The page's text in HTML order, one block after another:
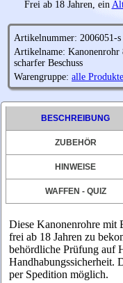
Frei ab 18 Jahren, ein
Artikelnummer: 2006051-s
Artikelname: Kanonenrohr
scharfer Beschuss
Warengruppe: alle
BESCHREIBUNG
ZUBEHÖR
HINWEISE
WAFFEN - QUIZ
Diese Kanonenrohre mit
frei ab 18 Jahren zu
behördliche Prüfung auf
Handhabungssicherheit.
per Spedition möglich.